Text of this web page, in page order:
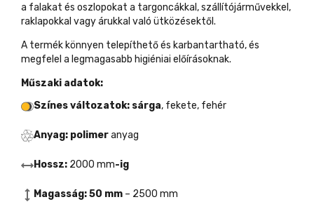
a falakat és oszlopokat a targoncákkal, szállítójárművekkel,
raklapokkal vagy árukkal való ütközésektől.
A termék könnyen telepíthető és karbantartható, és
megfelel a legmagasabb higiéniai előírásoknak.
Műszaki adatok:
Színes változatok: sárga, fekete, fehér
Anyag: polimeranyag
Hossz: 2000 mm-ig
Magasság: 50 mm – 2500 mm